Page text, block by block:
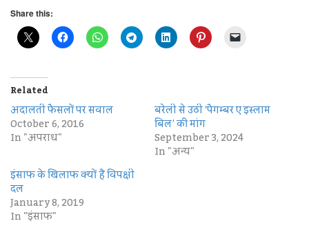
Share this:
Related
अदालती फैसलों पर सवाल
October 6, 2016
In "अपराध"
बरेली से उठी ‘पैगम्बर ए इस्लाम
बिल’ की मांग
September 3, 2024
In "अन्य"
इंसाफ के खिलाफ क्यों हैं विपक्षी
दल
January 8, 2019
In "इंसाफ"